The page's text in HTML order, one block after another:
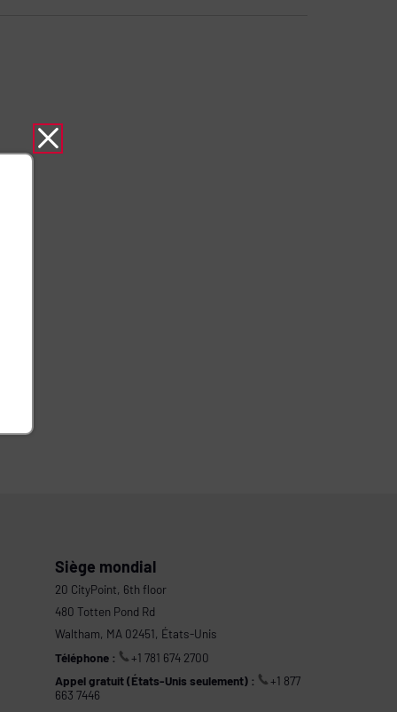
Siège mondial
20 CityPoint, 6th floor
480 Totten Pond Rd
Waltham, MA 02451, États-Unis
Téléphone :
+1 781 674 2700
Appel gratuit (États-Unis seulement) :
+1 877
663 7446